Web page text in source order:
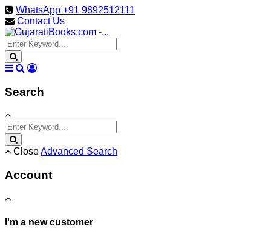
WhatsApp +91 9892512111
Contact Us
Search
CloseAdvanced Search
Account
I'm a new customer